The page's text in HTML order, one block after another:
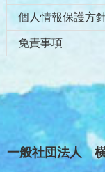
個人情報保護方
免責事項
一般社団法人